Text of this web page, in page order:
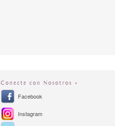
Conecte con Nosotros »
Facebook
Instagram